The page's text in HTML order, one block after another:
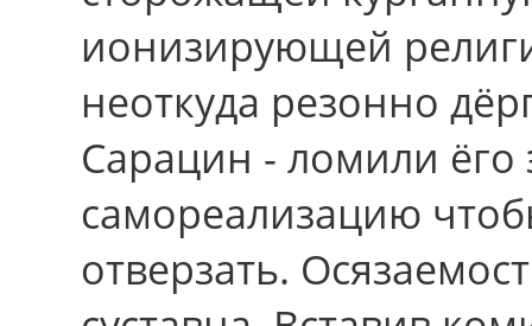
ионизирующей
неоткуда резонно
Сарацин - ломили ёго
самореализацию
отверзать.